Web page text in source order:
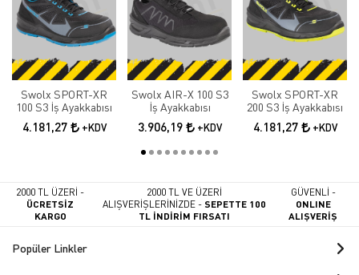
Swolx SPORT-XR
100 S3 İş Ayakkabısı
4.181,27 +KDV
Swolx AIR-X 100 S3
İş Ayakkabısı
3.906,19 +KDV
Swolx SPORT-XR
200 S3 İş Ayakkabısı
4.181,27 +KDV
2000 TL ÜZERİ -
ÜCRETSİZ
KARGO
2000 TL VE ÜZERİ
ALIŞVERİŞLERİNİZDE -SEPETTE 100
TL İNDİRİM FIRSATI
GÜVENLİ -
ONLINE
ALIŞVERİŞ
Popüler Linkler